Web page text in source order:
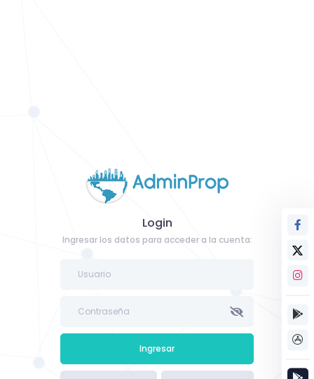
Login
Ingresar los datos para acceder a la cuenta: